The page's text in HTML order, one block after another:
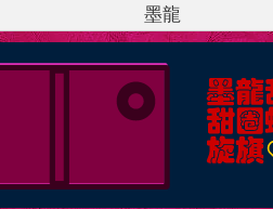
墨龍